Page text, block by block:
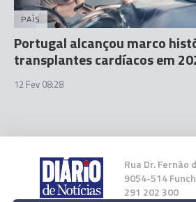
PAÍS
Portugal alcançou marco
transplantes cardíacos em
12 Fev 08:28
Rua Dr. Fernão
9054-514
291 202 300